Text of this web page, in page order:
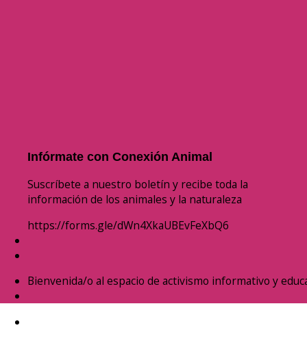
Infórmate con Conexión Animal
Suscríbete a nuestro boletín y recibe toda la
información de los animales y la naturaleza
https://forms.gle/dWn4XkaUBEvFeXbQ6
Bienvenida/o al espacio de activismo informativo y